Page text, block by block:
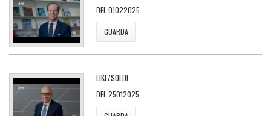
DEL 01022025
GUARDA
LIKE/SOLDI
DEL 25012025